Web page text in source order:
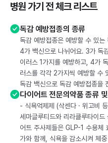
병원 가기 전 체크 리스트
독감 예방접종의 종류
독감 예방접종은 예방할 수 있
4가 백신으로 나뉘어요. 3가 독
이러스 1가지를 예방하고, 4가
러스를 각각 2가지씩 예방할 수
독감 백신으로 독감 예방접종을
다이어트 전문의약품 종류
- 식욕억제제 (삭센다 · 위고비
세마글루티드와 리라클루타이드
어트 주사제들은 GLP-1 수용체
가와 함께, 식욕을 감소시켜 체